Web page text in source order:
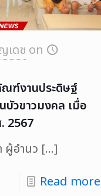
เดช on
ฑ์งานประดิษฐ์
บัวขาวมงคล เมื่อ
2567
ผู้อำนว […]
Read more